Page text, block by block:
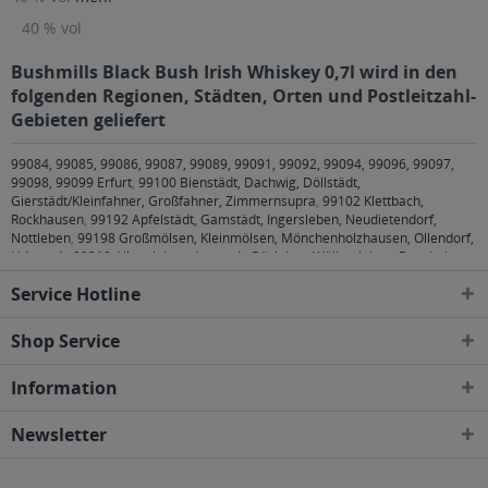
40 % vol
Bushmills Black Bush Irish Whiskey 0,7l wird in den
folgenden Regionen, Städten, Orten und Postleitzahl-
Gebieten geliefert
99084, 99085, 99086, 99087, 99089, 99091, 99092, 99094, 99096, 99097,
99098, 99099 Erfurt, 99100 Bienstädt, Dachwig, Döllstädt,
Gierstädt/Kleinfahner, Großfahner, Zimmernsupra, 99102 Klettbach,
Rockhausen, 99192 Apfelstädt, Gamstädt, Ingersleben, Neudietendorf,
Nottleben, 99198 Großmölsen, Kleinmölsen, Mönchenholzhausen, Ollendorf,
Udestedt
99310 Alkersleben, Arnstadt, Bösleben-Wüllersleben, Dornheim,
99334 Elleben, Elxleben, Ichtershausen, Kirchheim
Niederzimmern, Nohra, Ottstedt am Berge, Utzberg
Frankendorf, Großschwabhausen, Hammerstedt, Hohlstedt, Kiliansroda,
Umpferstedt,99867 Gotha
99869 Ballstädt, Brüheim, Bufleben, Ebenheim,
Remstädt, Schwabhaus
Service Hotline
Shop Service
Information
Newsletter